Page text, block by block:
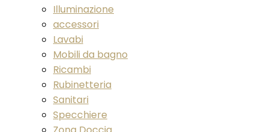
Illuminazione
accessori
Lavabi
Mobili da bagno
Ricambi
Rubinetteria
Sanitari
Specchiere